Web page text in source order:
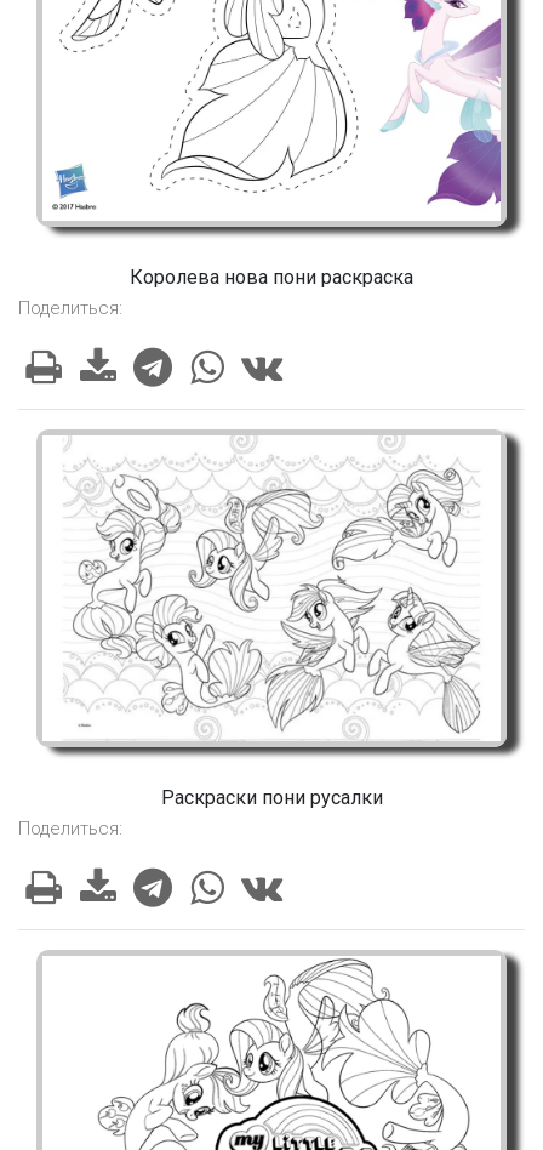
Королева нова пони раскраска
Поделиться:
Раскраски пони русалки
Поделиться: